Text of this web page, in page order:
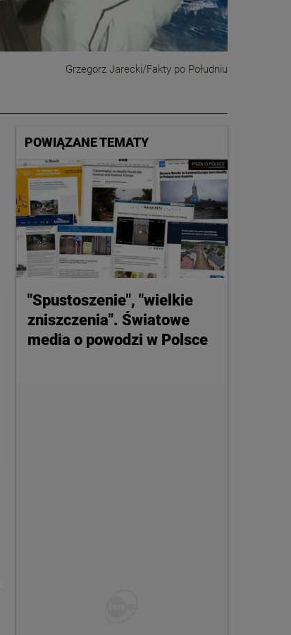
Grzegorz Jarecki/Fakty po Południu
POWIĄZANE TEMATY
"Spustoszenie", "wielkie
zniszczenia". Światowe
media o powodzi w Polsce